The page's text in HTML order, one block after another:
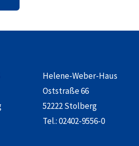
Helene-Weber-Haus
Oststraße 66
52222 Stolberg
Tel.:02402-9556-0